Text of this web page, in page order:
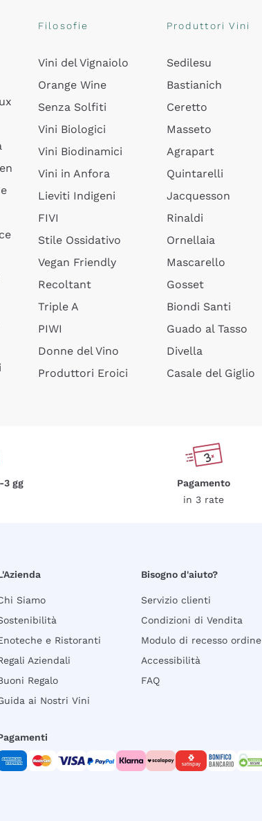
Filosofie
Vini del Vignaiolo
Orange Wine
Senza Solfiti
Vini Biologici
Vini Biodinamici
Vini in Anfora
Lieviti Indigeni
FIVI
Stile Ossidativo
Vegan Friendly
Recoltant
Triple A
PIWI
Donne del Vino
Produttori Eroici
Produttori Vini
Sedilesu
Bastianich
Ceretto
Masseto
Agrapart
Quintarelli
Jacquesson
Rinaldi
Ornellaia
Mascarello
Gosset
Biondi Santi
Guado al Tasso
Divella
Casale del Giglio
3 gg
Pagamento
in 3 rate
Siamo
e Ristoranti
Aziendali
Regalo
ai Nostri Vini
Bisogno d'aiuto?
Servizio clienti
Condizioni di Vendita
Modulo di recesso ordine
Accessibilità
FAQ